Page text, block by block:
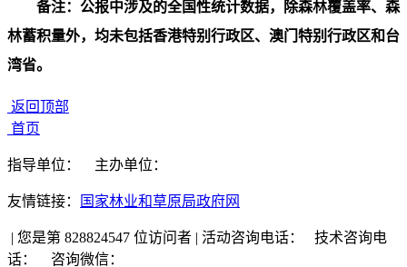
备注：公报中涉及的全国性统计数据，除森林覆盖率、森
林蓄积量外，均未包括香港特别行政区、澳门特别行政区和台
湾省。
返回顶部
首页
指导单位： 主办单位：
友情链接： 国家林业和草原局政府网
| 您是第 828824547 位访问者 | 活动咨询电话：
技术咨询电
话：
咨询微信：